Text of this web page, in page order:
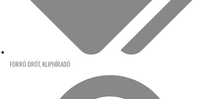
FORRÓ DRÓT, KLIPHÍRADÓ